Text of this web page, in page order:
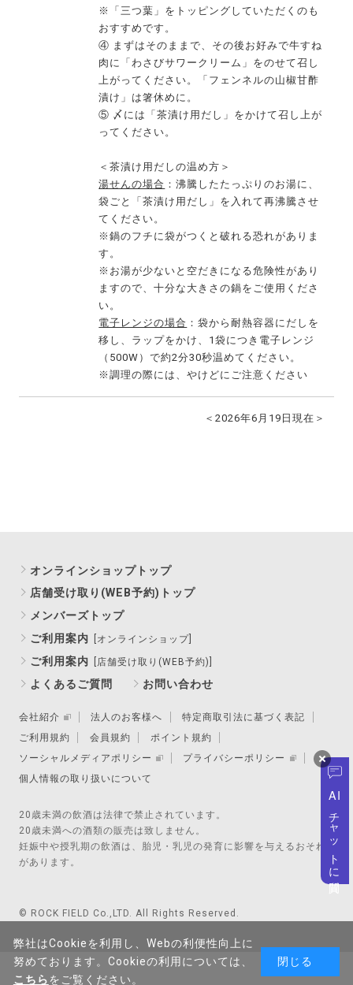
※「三つ葉」をトッピングしていただくのも
おすすめです。
④ まずはそのままで、その後お好みで牛すね
肉に「わさびサワークリーム」をのせて召し
上がってください。「フェンネルの山椒甘酢
漬け」は箸休めに。
⑤ 〆には「茶漬け用だし」をかけて召し上が
ってください。
＜茶漬け用だしの温め方＞
湯せんの場合 ：沸騰したたっぷりのお湯に、
袋ごと「茶漬け用だし」を入れて再沸騰させ
てください。
※鍋のフチに袋がつくと破れる恐れがありま
す。
※お湯が少ないと空だきになる危険性があり
ますので、十分な大きさの鍋をご使用くださ
い。
電子レンジの場合 ：袋から耐熱容器にだしを
移し、ラップをかけ、1袋につき電子レンジ
（500W）で約2分30秒温めてください。
※調理の際には、やけどにご注意ください
＜2026年6月19日現在＞
オンラインショップトップ
店舗受け取り(WEB予約)トップ
メンバーズトップ
ご利用案内
[オンラインショップ]
ご利用案内 [店舗受け取り(WEB予約)]
よくあるご質問 お問い合わせ
会社紹介 法人のお客様へ
特定商取引法に基づく表記
ご利用規約
会員規約
ポイント規約
ソーシャルメディアポリシー
プライバシーポリシー
個人情報の取り扱いについて
20歳未満の飲酒は法律で禁止されています。
20歳未満への酒類の販売は致しません。
妊娠中や授乳期の飲酒は、胎児・乳児の発育に影響を与えるおそれ
があります。
© ROCK FIELD Co.,LTD. All Rights Reserved.
AI
チャットに質問
弊社はCookieを利用し、Webの利便性向上に
努めております。Cookieの利用については、
こちら をご覧ください。
閉じる